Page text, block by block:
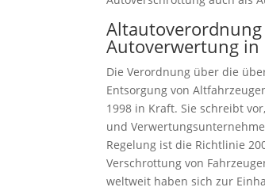
Autoverwertung in
Die Verordnung über die
Entsorgung von
1998 in Kraft. Sie schreibt
und
Regelung ist die Richtlinie
Verschrottung von
weltweit haben sich zur